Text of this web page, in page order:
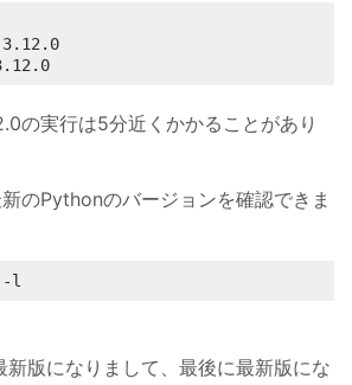
の実行は5分近くかかることがあり
のPythonのバージョンを確認できま
-l
版になりまして、最後に最新版にな